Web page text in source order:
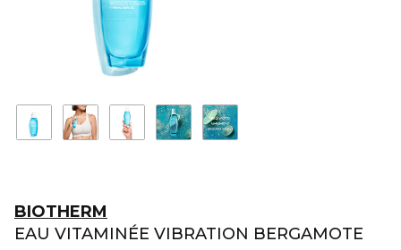
BIOTHERM
EAU VITAMINÉE VIBRATION BERGAMOTE